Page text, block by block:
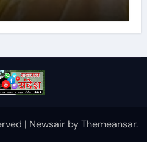
| NewsairbyThemeansar.